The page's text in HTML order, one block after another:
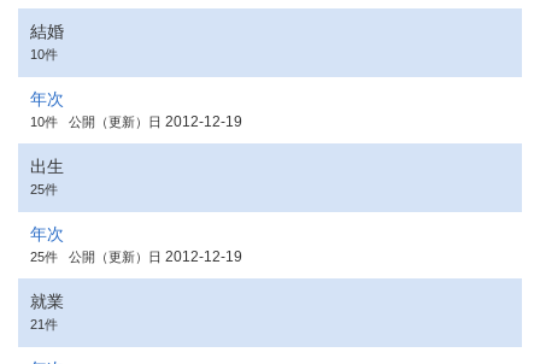
結婚
10件
年次
10件 公開（更新）日 2012-12-19
出生
25件
年次
25件 公開（更新）日 2012-12-19
就業
21件